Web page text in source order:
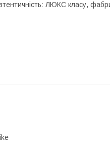
ЛЮКС класу,